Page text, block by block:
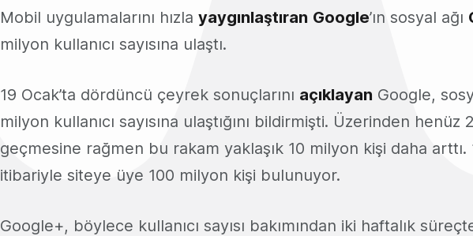
Mobil uygulamalarını hızla yaygınlaştıran Google’ın sosyal ağı
milyon kullanıcı sayısına ulaştı.
19 Ocak’ta dördüncü çeyrek sonuçlarını açıklayan Google,
milyon kullanıcı sayısına ulaştığını bildirmişti. Üzerinden henüz
geçmesine rağmen bu rakam yaklaşık 10 milyon kişi daha arttı.
itibariyle siteye üye 100 milyon kişi bulunuyor.
Google+, böylece kullanıcı sayısı bakımından iki haftalık